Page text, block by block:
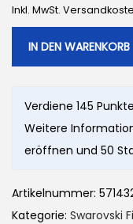
Inkl. MwSt.
IN DEN WARENKORB
Verdiene 145
Weitere
eröffnen und 50
Artikelnummer:
Kategorie: Swarovski